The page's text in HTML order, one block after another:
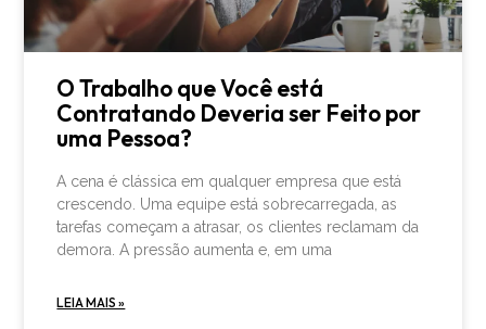
O Trabalho que Você está
Contratando Deveria ser Feito por
uma Pessoa?
A cena é clássica em qualquer empresa que está
crescendo. Uma equipe está sobrecarregada, as
tarefas começam a atrasar, os clientes reclamam da
demora. A pressão aumenta e, em uma
LEIA MAIS »